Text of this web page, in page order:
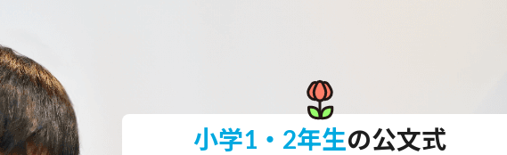
小学1・2年生の公文式